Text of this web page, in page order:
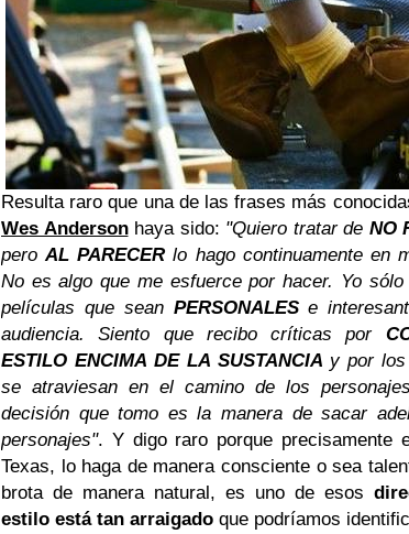
Resulta raro que una de las frases más
Wes Andersonhaya sido: "Quiero tratar de NO
peroAL PARECER lo hago continuamente en
No es algo que me esfuerce por hacer. Yo sólo
películas que sean PERSONALESe
audiencia. Siento que recibo críticas por
ESTILO ENCIMA DE LA SUSTANCIA y por
se atraviesan en el camino de los
decisión que tomo es la manera de sacar
personajes". Y digo raro porque precisamente
Texas, lo haga de manera consciente o sea
brota de manera natural, es uno de esos
estilo está tan arraigado que podríamos